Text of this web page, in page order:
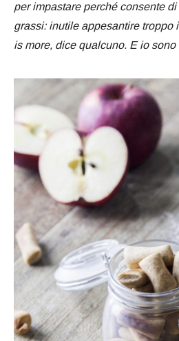
per impastare perché consente
grassi: inutile appesantire troppo
is more, dice qualcuno. E io sono